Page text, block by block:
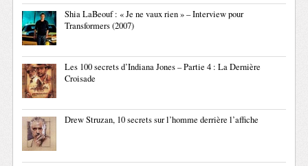
Shia LaBeouf : « Je ne vaux rien » – Interview pour
Transformers (2007)
Les 100 secrets d’Indiana Jones – Partie 4 : La Dernière
Croisade
Drew Struzan, 10 secrets sur l’homme derrière l’affiche